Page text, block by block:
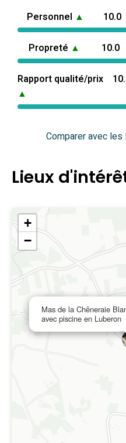
Personnel ▲ 10.0
Propreté ▲ 10.0
Rapport qualité/prix
▲
Comparer avec
Lieux
Mas de la Chêneraie
avec piscine en Luberon
+
−